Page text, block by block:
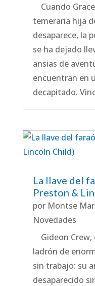
Cuando
temeraria hija
desaparece, la
se ha dejado
ansias de
encuentran en
decapitado.
La llave del
Preston &
por Montse
Novedades
Gideon
ladrón de
sin trabajo: su
desaparecido